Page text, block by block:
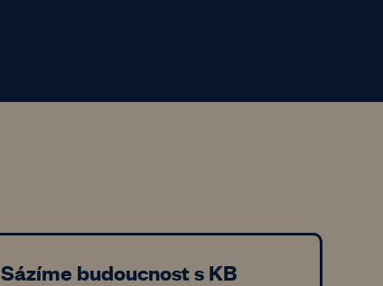
Sázíme budoucnost s KB